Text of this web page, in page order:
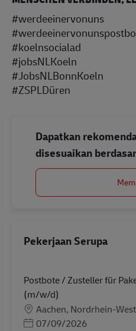
#werdeeinervonuns
#koelnsocialad
#jobsNLKoeln
#JobsNLBonnKoeln
#ZSPLDüren
Dapatkan
disesuaikan
Pekerjaan Serupa
Postbote / Zusteller für
(m/w/d)
LokasiAachen, Nordrhein-
Posted Date
07/09/2026